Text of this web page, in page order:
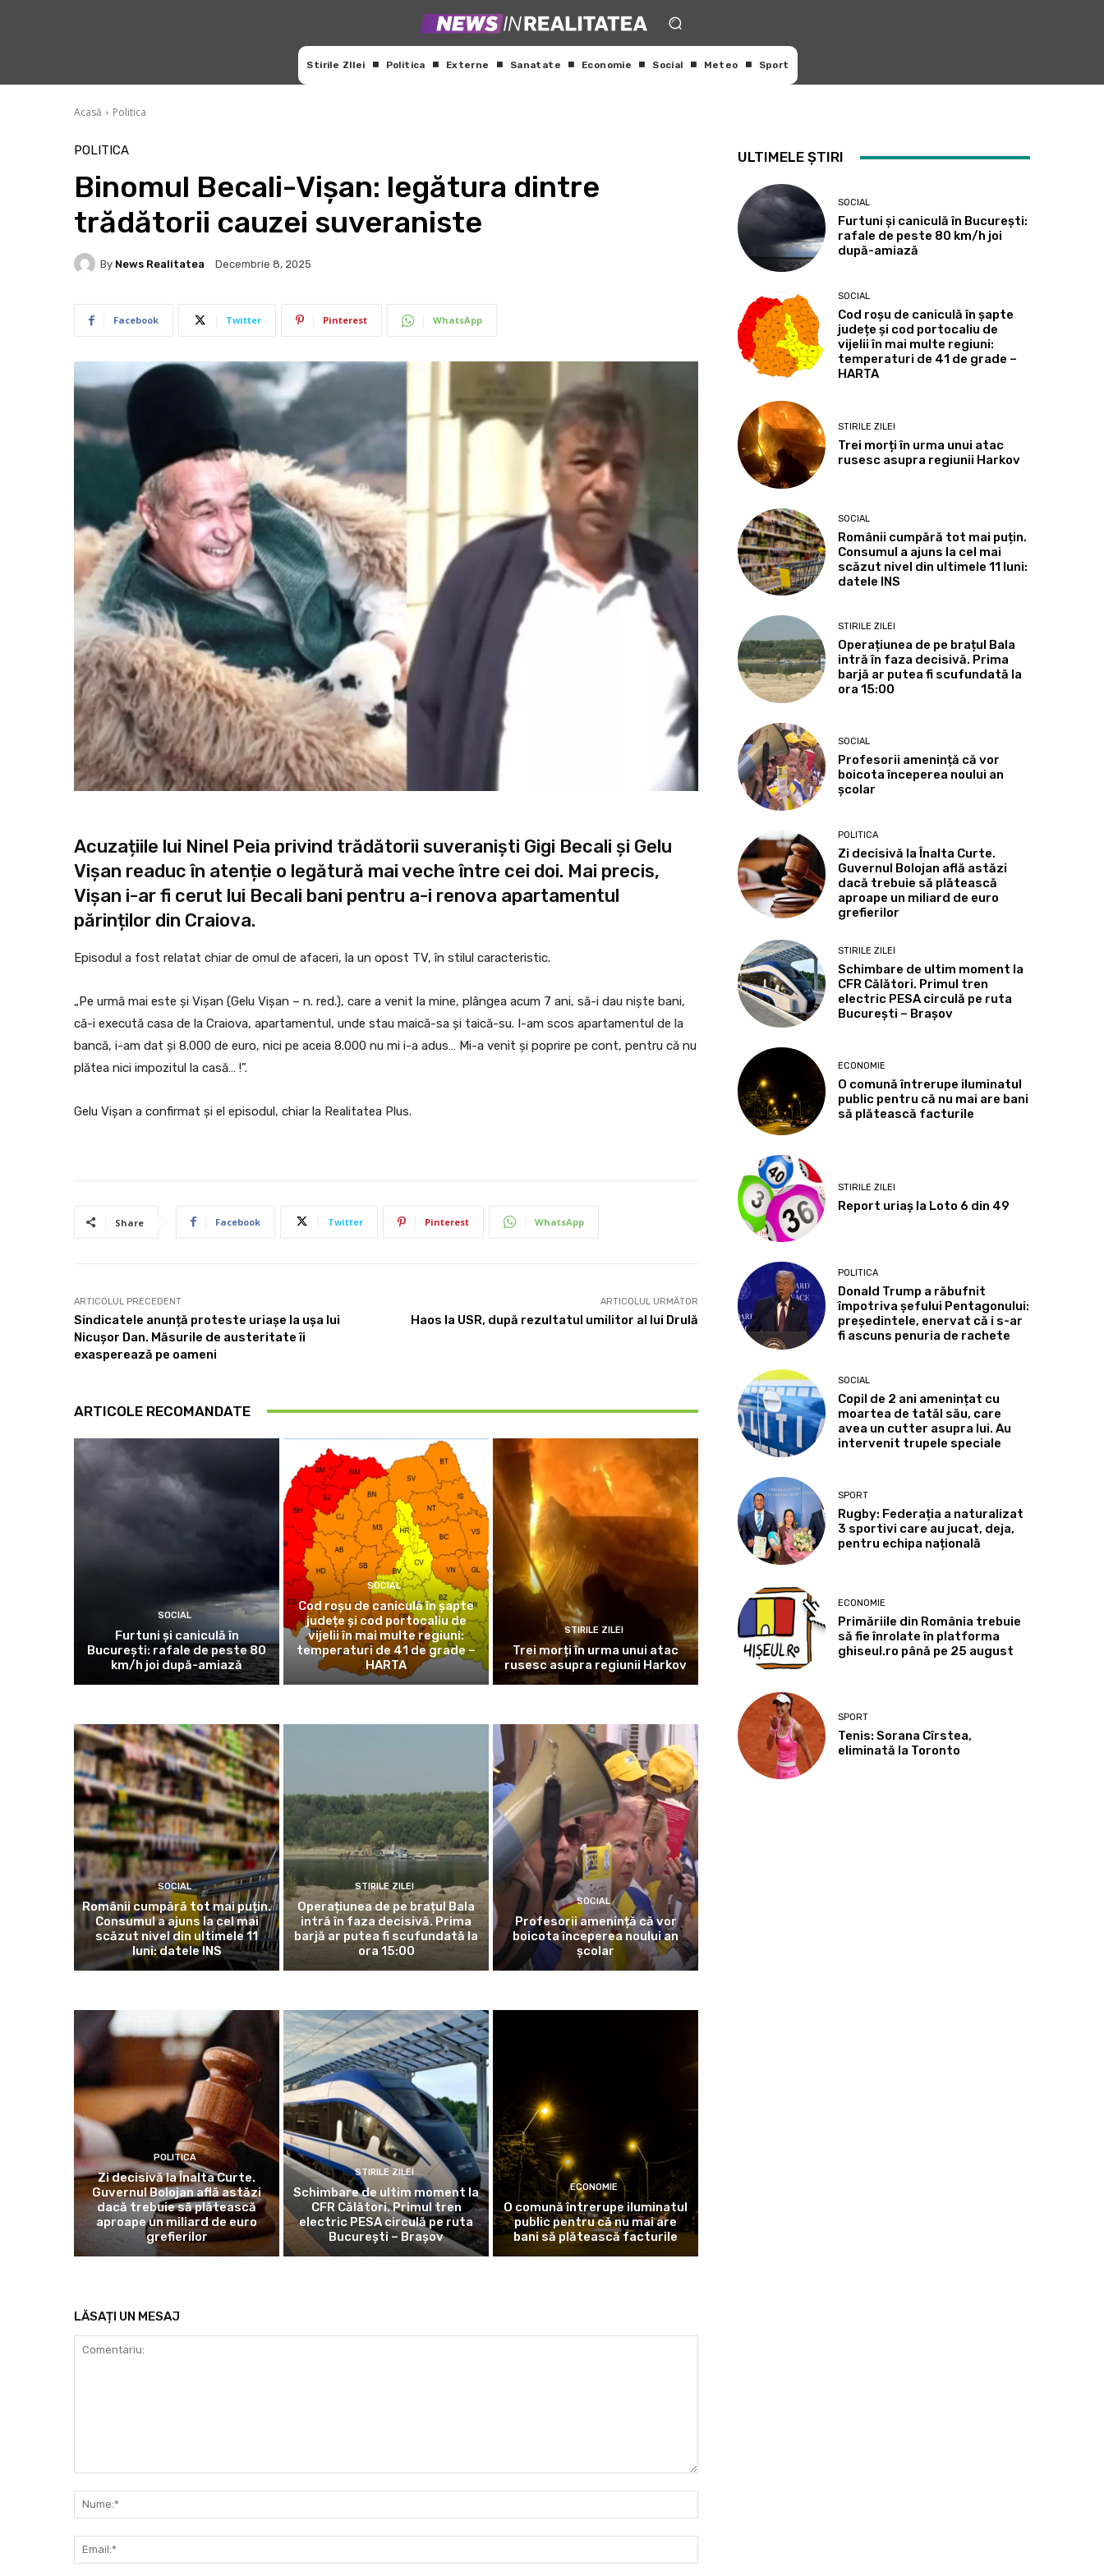
Stirile ZIlei Politica Externe Sanatate Economie Social Meteo Sport
Acasă Politica
POLITICA
Binomul Becali-Vișan: legătura dintre
trădătorii cauzei suveraniste
By News Realitatea Decembrie 8, 2025
Facebook Twitter Pinterest WhatsApp
Acuzațiile lui Ninel Peia privind trădătorii suveraniști Gigi Becali și Gelu
Vișan readuc în atenție o legătură mai veche între cei doi. Mai precis,
Vișan i-ar fi cerut lui Becali bani pentru a-i renova apartamentul
părinților din Craiova.
Episodul a fost relatat chiar de omul de afaceri, la un opost TV, în stilul caracteristic.
„Pe urmă mai este și Vișan (Gelu Vișan – n. red.), care a venit la mine, plângea acum 7 ani, să-i dau niște bani,
că-i execută casa de la Craiova, apartamentul, unde stau maică-sa și taică-su. I-am scos apartamentul de la
bancă, i-am dat și 8.000 de euro, nici pe aceia 8.000 nu mi i-a adus… Mi-a venit și poprire pe cont, pentru că nu
plătea nici impozitul la casă… !”.
Gelu Vișan a confirmat și el episodul, chiar la Realitatea Plus.
Share Facebook Twitter Pinterest WhatsApp
ARTICOLUL PRECEDENT
Sindicatele anunță proteste uriașe la ușa lui
Nicușor Dan. Măsurile de austeritate îi
exasperează pe oameni
ARTICOLUL URMĂTOR
Haos la USR, după rezultatul umilitor al lui Drulă
ARTICOLE RECOMANDATE
SOCIAL
Furtuni și caniculă în
București: rafale de peste 80
km/h joi după-amiază
SOCIAL
Cod roșu de caniculă în șapte
județe și cod portocaliu de
vijelii în mai multe regiuni:
temperaturi de 41 de grade –
HARTA
STIRILE ZILEI
Trei morți în urma unui atac
rusesc asupra regiunii Harkov
SOCIAL
Românii cumpără tot mai puțin.
Consumul a ajuns la cel mai
scăzut nivel din ultimele 11
luni: datele INS
STIRILE ZILEI
Operațiunea de pe brațul Bala
intră în faza decisivă. Prima
barjă ar putea fi scufundată la
ora 15:00
SOCIAL
Profesorii amenință că vor
boicota începerea noului an
școlar
POLITICA
Zi decisivă la Înalta Curte.
Guvernul Bolojan află astăzi
dacă trebuie să plătească
aproape un miliard de euro
grefierilor
STIRILE ZILEI
Schimbare de ultim moment la
CFR Călători. Primul tren
electric PESA circulă pe ruta
București – Brașov
ECONOMIE
O comună întrerupe iluminatul
public pentru că nu mai are
bani să plătească facturile
LĂSAȚI UN MESAJ
ULTIMELE ȘTIRI
SOCIAL
Furtuni și caniculă în București:
rafale de peste 80 km/h joi
după-amiază
SOCIAL
Cod roșu de caniculă în șapte
județe și cod portocaliu de
vijelii în mai multe regiuni:
temperaturi de 41 de grade –
HARTA
STIRILE ZILEI
Trei morți în urma unui atac
rusesc asupra regiunii Harkov
SOCIAL
Românii cumpără tot mai puțin.
Consumul a ajuns la cel mai
scăzut nivel din ultimele 11 luni:
datele INS
STIRILE ZILEI
Operațiunea de pe brațul Bala
intră în faza decisivă. Prima
barjă ar putea fi scufundată la
ora 15:00
SOCIAL
Profesorii amenință că vor
boicota începerea noului an
școlar
POLITICA
Zi decisivă la Înalta Curte.
Guvernul Bolojan află astăzi
dacă trebuie să plătească
aproape un miliard de euro
grefierilor
STIRILE ZILEI
Schimbare de ultim moment la
CFR Călători. Primul tren
electric PESA circulă pe ruta
București – Brașov
ECONOMIE
O comună întrerupe iluminatul
public pentru că nu mai are bani
să plătească facturile
STIRILE ZILEI
Report uriaș la Loto 6 din 49
POLITICA
Donald Trump a răbufnit
împotriva șefului Pentagonului:
președintele, enervat că i s-ar
fi ascuns penuria de rachete
SOCIAL
Copil de 2 ani amenințat cu
moartea de tatăl său, care
avea un cutter asupra lui. Au
intervenit trupele speciale
SPORT
Rugby: Federația a naturalizat
3 sportivi care au jucat, deja,
pentru echipa națională
ECONOMIE
Primăriile din România trebuie
să fie înrolate în platforma
ghiseul.ro până pe 25 august
SPORT
Tenis: Sorana Cîrstea,
eliminată la Toronto